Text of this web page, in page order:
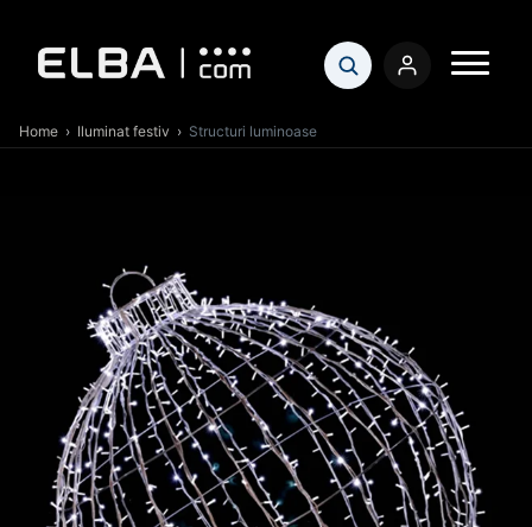
Home › Iluminat festiv › Structuri luminoase